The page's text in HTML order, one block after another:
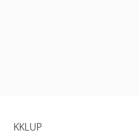
KKLUP